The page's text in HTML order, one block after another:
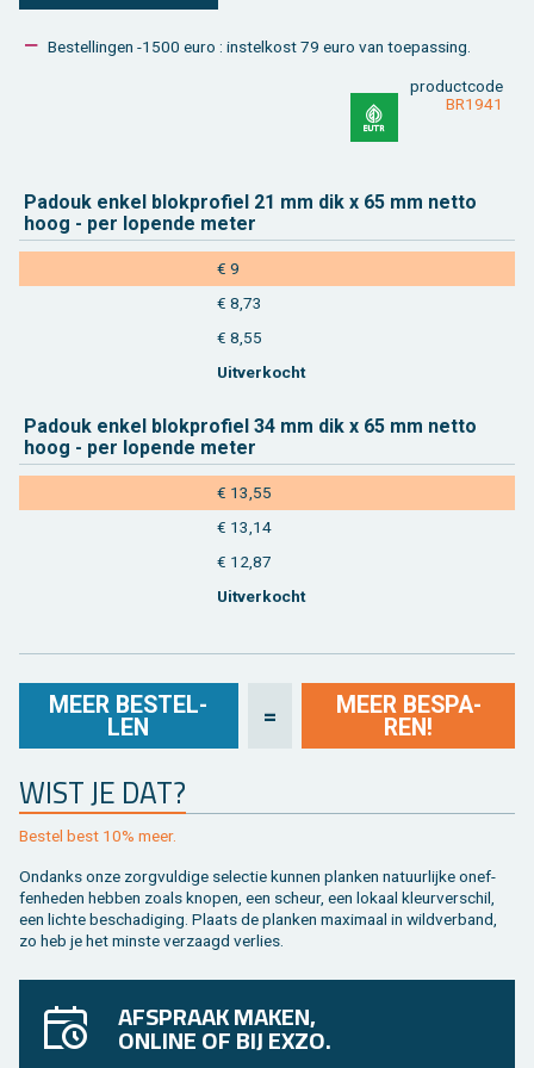
Be­stel­lin­gen -1500 euro : in­stel­kost 79 euro van toe­pas­sing.
product­code
BR1941
Pa­douk enkel blok­pro­fiel 21 mm dik x 65 mm netto
hoog - per lo­pen­de meter
€ 9
€ 8,73
€ 8,55
Uit­ver­kocht
Pa­douk enkel blok­pro­fiel 34 mm dik x 65 mm netto
hoog - per lo­pen­de meter
€ 13,55
€ 13,14
€ 12,87
Uit­ver­kocht
MEER BE­STEL­
LEN
=
MEER BE­SPA­
REN!
WIST JE DAT?
Be­stel best 10% meer.
On­danks onze zorg­vul­di­ge se­lec­tie kun­nen plan­ken na­tuur­lij­ke on­ef­
fen­he­den heb­ben zoals kno­pen, een scheur, een lo­kaal kleur­ver­schil,
een lich­te be­scha­di­ging. Plaats de plan­ken maxi­maal in wild­ver­band,
zo heb je het min­ste ver­zaagd ver­lies.
AFSPRAAK MAKEN,
ONLINE OF BIJ EXZO.